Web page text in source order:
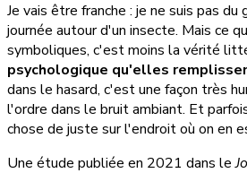
Je vais être franche : je ne suis pas du
journée autour d'un insecte. Mais ce
symboliques, c'est moins la vérité
psychologique qu'elles
dans le hasard, c'est une façon très
l'ordre dans le bruit ambiant. Et
chose de juste sur l'endroit où on en
Une étude publiée en 2021 dans le